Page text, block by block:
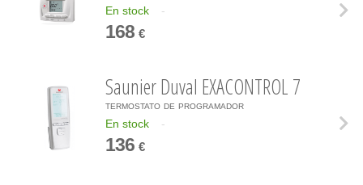
En stock
-
168€
Saunier Duval EXACONTROL 7
termostato de programador
En stock
-
136€